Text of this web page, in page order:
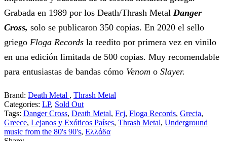
Grabada en 1989 por los Death/Thrash Metal Danger
Cross, solo se publicaron 350 copias. En 2020 el sello
griego Floga Records la reedito por primera vez en vinilo
en una edición limitada de 500 copias. Muy recomendable
para entusiastas de bandas cómo Venom o Slayer.
Brand: Death Metal , Thrash Metal
Categories: LP, Sold Out
Tags: Danger Cross, Death Metal, Fcj, Floga Records, Grecia,
Greece, Lejanos y Exóticos Países, Thrash Metal, Underground
music from the 80's 90's, Ελλάδα